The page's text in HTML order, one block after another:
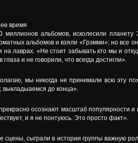
время
альбомов, исколесили планету
альбомов и взяли «Грэмми»; но все
на лаврах. «Не стоит забывать кто мы и
глаза и не говорили, что всегда достигли».
мы никогда не принимали всю эту
выкладыаемся до конца».
осознают масштаб популярности и
и я не понтуюсь. Это просто факт».
сцены, сыграли в истории группы важную